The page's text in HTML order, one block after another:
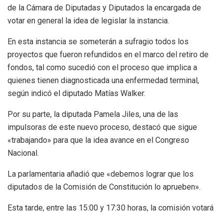
de la Cámara de Diputadas y Diputados la encargada de
votar en general la idea de legislar la instancia.
En esta instancia se someterán a sufragio todos los
proyectos que fueron refundidos en el marco del retiro de
fondos, tal como sucedió con el proceso que implica a
quienes tienen diagnosticada una enfermedad terminal,
según indicó el diputado Matías Walker.
Por su parte, la diputada Pamela Jiles, una de las
impulsoras de este nuevo proceso, destacó que sigue
«trabajando» para que la idea avance en el Congreso
Nacional.
La parlamentaria añadió que «debemos lograr que los
diputados de la Comisión de Constitución lo aprueben».
Esta tarde, entre las 15:00 y 17:30 horas, la comisión votará